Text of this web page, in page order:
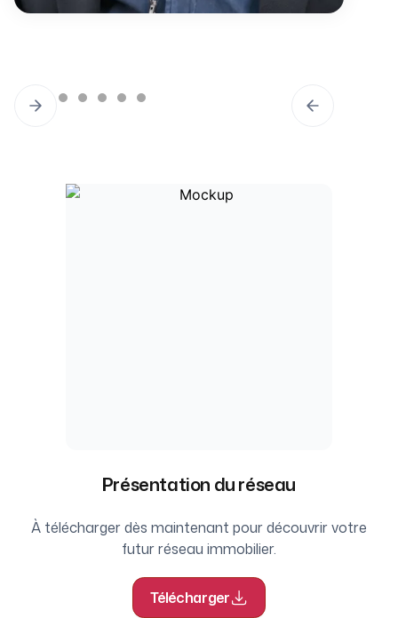
Présentation du réseau
À télécharger dès maintenant pour découvrir votre
futur réseau immobilier.
Télécharger